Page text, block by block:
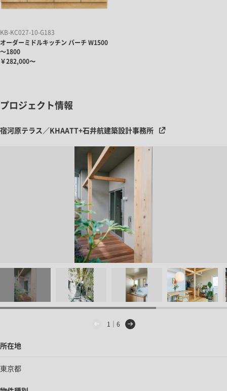
KB-KC027-10-G183
オーダーミドルキッチン バーチ W1500
～1800
￥282,000〜
プロジェクト情報
宿河原テラス／KHAATT+石井航建築設計事務所
1｜6
所在地
東京都